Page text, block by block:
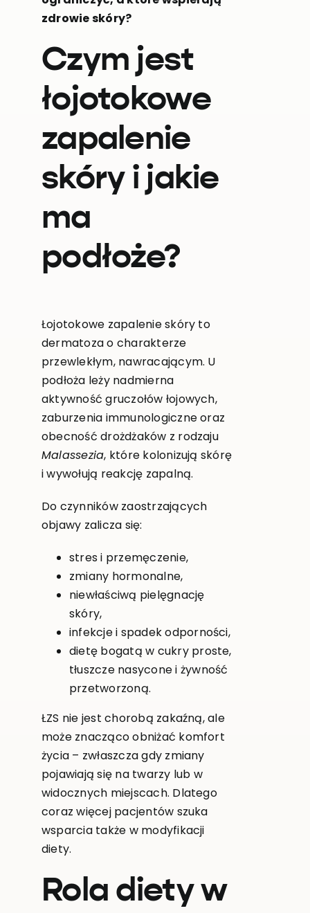
zdrowie skóry?
Czym jest
łojotokowe
zapalenie
skóry i jakie
ma
podłoże?
Łojotokowe zapalenie skóry to
dermatoza o charakterze
przewlekłym, nawracającym. U
podłoża leży nadmierna
aktywność gruczołów łojowych,
zaburzenia immunologiczne oraz
obecność drożdżaków z rodzaju
Malassezia, które kolonizują skórę
i wywołują reakcję zapalną.
Do czynników zaostrzających
objawy zalicza się:
stres i przemęczenie,
zmiany hormonalne,
niewłaściwą pielęgnację
skóry,
infekcje i spadek odporności,
dietę bogatą w cukry proste,
tłuszcze nasycone i żywność
przetworzoną.
ŁZS nie jest chorobą zakaźną, ale
może znacząco obniżać komfort
życia – zwłaszcza gdy zmiany
pojawiają się na twarzy lub w
widocznych miejscach. Dlatego
coraz więcej pacjentów szuka
wsparcia także w modyfikacji
diety.
Rola diety w